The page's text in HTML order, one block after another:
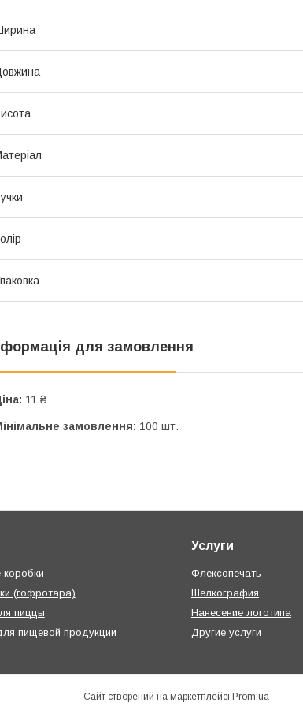
для замовлення
11 ₴
замовлення: 100 шт.
коробки
(гофротара)
пиццы
пищевой продукции
Услуги
Флексопечать
Шелкография
Нанесение логотипа
Другие услуги
Сайт створений на маркетплейсі Prom.ua